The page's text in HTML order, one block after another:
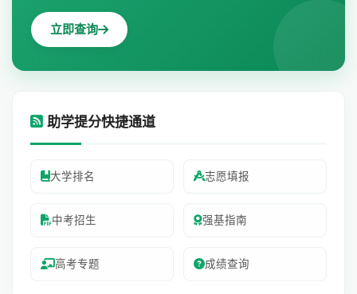
立即查询
助学提分快捷通道
大学排名 志愿填报
中考招生 强基指南
高考专题 成绩查询